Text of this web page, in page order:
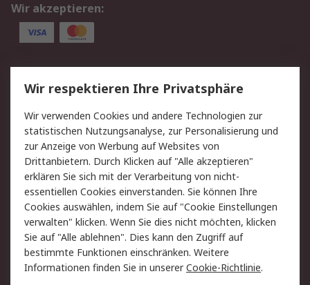
Wir akzeptieren:
Service
Value Added Services
Lieferlösungen
Rücksendung/Entsorgung Kontakt
Hilfe
Rechtliches
RS Verkaufs- und
Lieferbedingungen
Datenschutz
Cookie-Richtlinie
Zahlungsbedingungen
Impressum
Webseite Konditionen
Wir respektieren Ihre Privatsphäre
Wir verwenden Cookies und andere Technologien zur
statistischen Nutzungsanalyse, zur Personalisierung und
zur Anzeige von Werbung auf Websites von
Drittanbietern. Durch Klicken auf "Alle akzeptieren"
erklären Sie sich mit der Verarbeitung von nicht-
essentiellen Cookies einverstanden. Sie können Ihre
Cookies auswählen, indem Sie auf "Cookie Einstellungen
verwalten" klicken. Wenn Sie dies nicht möchten, klicken
Sie auf "Alle ablehnen". Dies kann den Zugriff auf
bestimmte Funktionen einschränken. Weitere
Informationen finden Sie in unsererCookie-Richtlinie.